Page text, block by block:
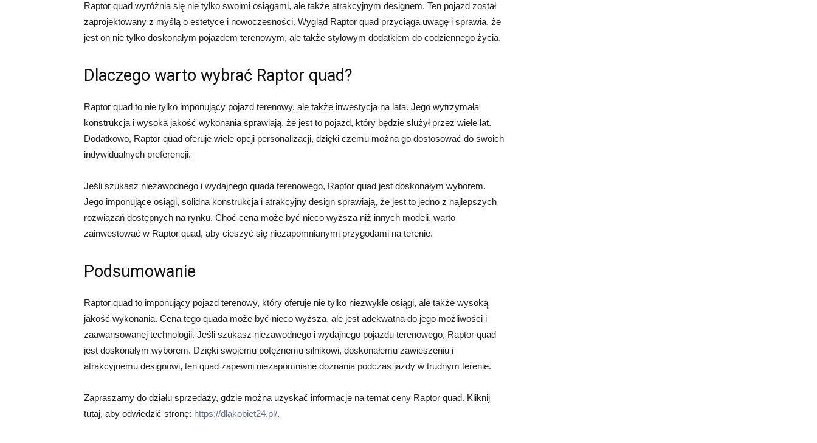
Raptor quad wyróżnia się nie tylko swoimi osiągami, ale także atrakcyjnym designem. Ten pojazd został
zaprojektowany z myślą o estetyce i nowoczesności. Wygląd Raptor quad przyciąga uwagę i sprawia, że
jest on nie tylko doskonałym pojazdem terenowym, ale także stylowym dodatkiem do codziennego życia.
Dlaczego warto wybrać Raptor quad?
Raptor quad to nie tylko imponujący pojazd terenowy, ale także inwestycja na lata. Jego wytrzymała
konstrukcja i wysoka jakość wykonania sprawiają, że jest to pojazd, który będzie służył przez wiele lat.
Dodatkowo, Raptor quad oferuje wiele opcji personalizacji, dzięki czemu można go dostosować do swoich
indywidualnych preferencji.
Jeśli szukasz niezawodnego i wydajnego quada terenowego, Raptor quad jest doskonałym wyborem.
Jego imponujące osiągi, solidna konstrukcja i atrakcyjny design sprawiają, że jest to jedno z najlepszych
rozwiązań dostępnych na rynku. Choć cena może być nieco wyższa niż innych modeli, warto
zainwestować w Raptor quad, aby cieszyć się niezapomnianymi przygodami na terenie.
Podsumowanie
Raptor quad to imponujący pojazd terenowy, który oferuje nie tylko niezwykłe osiągi, ale także wysoką
jakość wykonania. Cena tego quada może być nieco wyższa, ale jest adekwatna do jego możliwości i
zaawansowanej technologii. Jeśli szukasz niezawodnego i wydajnego pojazdu terenowego, Raptor quad
jest doskonałym wyborem. Dzięki swojemu potężnemu silnikowi, doskonałemu zawieszeniu i
atrakcyjnemu designowi, ten quad zapewni niezapomniane doznania podczas jazdy w trudnym terenie.
Zapraszamy do działu sprzedaży, gdzie można uzyskać informacje na temat ceny Raptor quad. Kliknij
tutaj, aby odwiedzić stronę: https://dlakobiet24.pl/.